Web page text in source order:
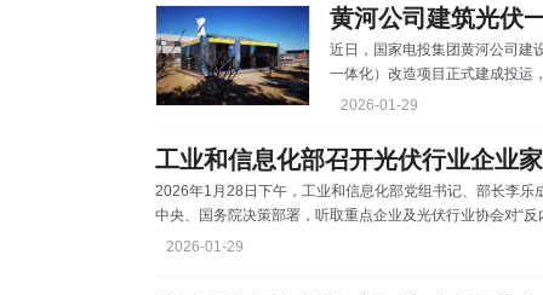
黄河公司建筑光伏
近日，国家电投集团黄河公司建
一体化）改造项目正式建成投运
型方面再次迈出坚实步伐，为
瓦的墙体光伏系统。投运后，预
心的用能成本，相当于减少碳排
合。 近年来，国家发展改革
2026-01-29
工业和信息化部召开光伏行业企业
2026年1月28日下午，工业和信息化部党组书记、部长李
中央、国务院决策部署，听取重点企业及光伏行业协会对“
作。副部长熊继军出席会议。 会议强调，当前形势下，“
2026-01-29